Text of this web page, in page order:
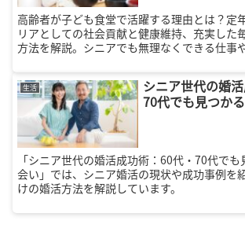
高齢者が子ども食堂で活躍する理由とは？定
リアとしての社会貢献と健康維持、充実した
方法を解説。シニアでも無理なくできる仕事
生活
シニア世代の婚
70代でも見つか
「シニア世代の婚活成功術：60代・70代で
会い」では、シニア婚活の現状や成功事例を
けの婚活方法を解説しています。